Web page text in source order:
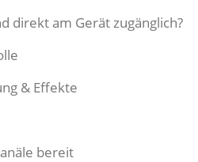
direkt am Gerät zugänglich?
& Effekte
bereit